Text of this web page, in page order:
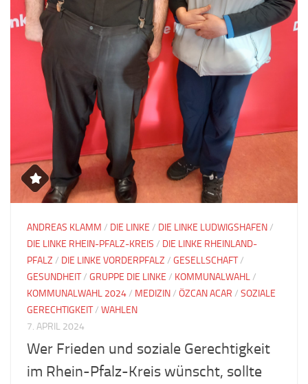
ANDREAS KLAMM / DIE LINKE / DIE LINKE LUDWIGSHAFEN/
DIE LINKE RHEIN-PFALZ-KREIS / DIE LINKE RHEINLAND-
PFALZ / DIE LINKE VORDERPFALZ / GESELLSCHAFT/
GESUNDHEIT/ GRUPPE DIE LINKE / KOMMUNALWAHL/
KOMMUNALWAHL 2024/ MEDIZIN/ ÖZCAN ACAR / SOZIALE
GERECHTIGKEIT/ WAHLEN
7. APRIL 2024
Wer Frieden und soziale Gerechtigkeit
im Rhein-Pfalz-Kreis wünscht, sollte